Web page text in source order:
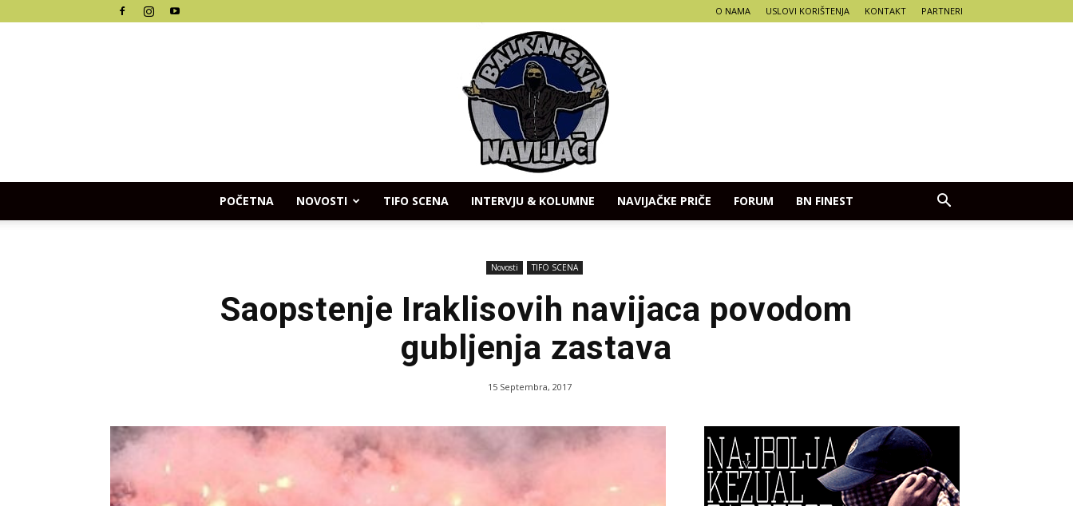
O NAMA USLOVI KORIŠTENJA KONTAKT PARTNERI
POČETNA NOVOSTI TIFO SCENA INTERVJU & KOLUMNE NAVIJAČKE PRIČE FORUM BN FINEST
Novosti TIFO SCENA
Saopstenje Iraklisovih navijaca povodom
gubljenja zastava
15 Septembra, 2017